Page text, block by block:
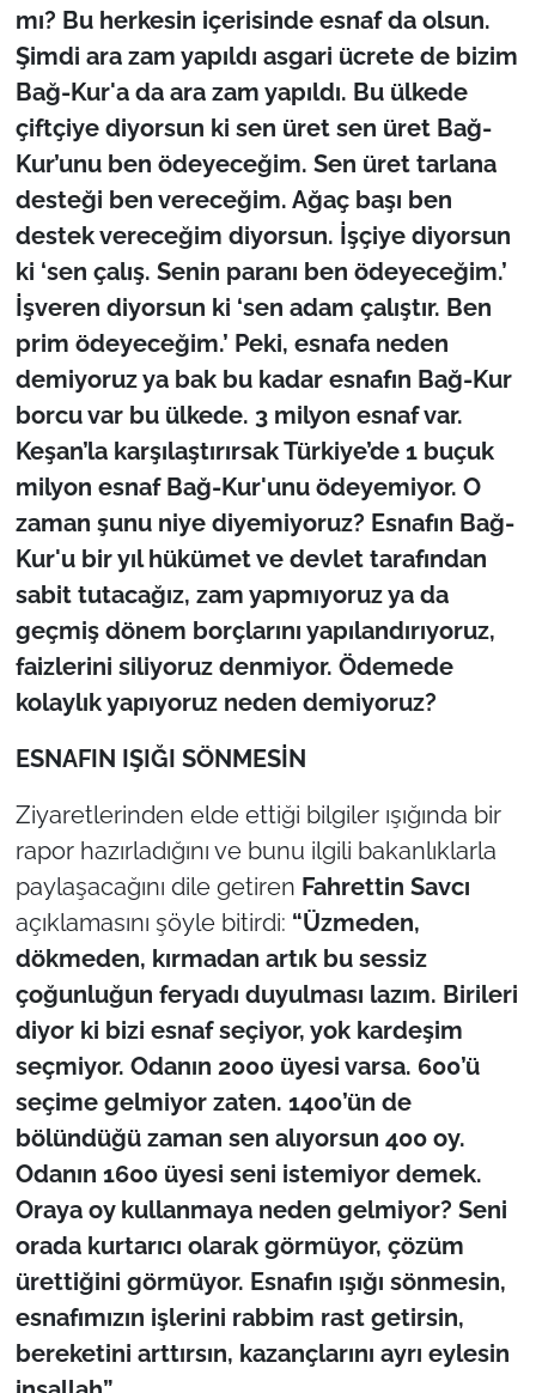
mı? Bu herkesin içerisinde esnaf da olsun.
Şimdi ara zam yapıldı asgari ücrete de bizim
Bağ-Kur'a da ara zam yapıldı. Bu ülkede
çiftçiye diyorsun ki sen üret sen üret Bağ-
Kur’unu ben ödeyeceğim. Sen üret tarlana
desteği ben vereceğim. Ağaç başı ben
destek vereceğim diyorsun. İşçiye diyorsun
ki ‘sen çalış. Senin paranı ben ödeyeceğim.’
İşveren diyorsun ki ‘sen adam çalıştır. Ben
prim ödeyeceğim.’ Peki, esnafa neden
demiyoruz ya bak bu kadar esnafın Bağ-Kur
borcu var bu ülkede. 3 milyon esnaf var.
Keşan’la karşılaştırırsak Türkiye’de 1 buçuk
milyon esnaf Bağ-Kur'unu ödeyemiyor. O
zaman şunu niye diyemiyoruz? Esnafın Bağ-
Kur'u bir yıl hükümet ve devlet tarafından
sabit tutacağız, zam yapmıyoruz ya da
geçmiş dönem borçlarını yapılandırıyoruz,
faizlerini siliyoruz denmiyor. Ödemede
kolaylık yapıyoruz neden demiyoruz?
ESNAFIN IŞIĞI SÖNMESİN
Ziyaretlerinden elde ettiği bilgiler ışığında bir
rapor hazırladığını ve bunu ilgili bakanlıklarla
paylaşacağını dile getiren Fahrettin Savcı
açıklamasını şöyle bitirdi: “Üzmeden,
dökmeden, kırmadan artık bu sessiz
çoğunluğun feryadı duyulması lazım. Birileri
diyor ki bizi esnaf seçiyor, yok kardeşim
seçmiyor. Odanın 2000 üyesi varsa. 600’ü
seçime gelmiyor zaten. 1400’ün de
bölündüğü zaman sen alıyorsun 400 oy.
Odanın 1600 üyesi seni istemiyor demek.
Oraya oy kullanmaya neden gelmiyor? Seni
orada kurtarıcı olarak görmüyor, çözüm
ürettiğini görmüyor. Esnafın ışığı sönmesin,
esnafımızın işlerini rabbim rast getirsin,
bereketini arttırsın, kazançlarını ayrı eylesin